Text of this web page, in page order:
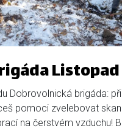
Listopad
Dobrovolnická brigáda:
pomoci zvelebovat
na čerstvém vzduchu!